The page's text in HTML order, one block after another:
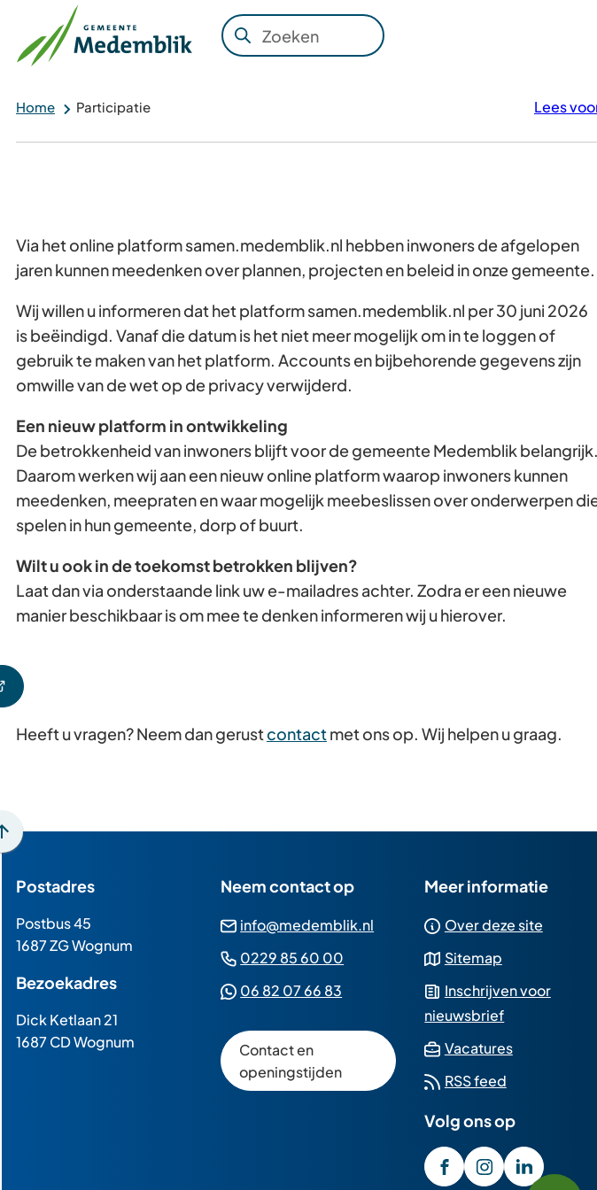
Zoeken
Wanneer
kun
door
pijl
en
omlaag
te
gebruiken.
Gebruik
enter-
een
waarde
te
selecteren.
Home Participatie Lees
Via het online platform samen.medemblik.nl hebben inwoners de afgelopen
jaren kunnen meedenken over plannen, projecten en beleid in onze gemeente.
Wij willen u informeren dat het platform samen.medemblik.nl per 30 juni 2026
is beëindigd. Vanaf die datum is het niet meer mogelijk om in te loggen of
gebruik te maken van het platform. Accounts en bijbehorende gegevens zijn
omwille van de wet op de privacy verwijderd.
Een nieuw platform in ontwikkeling
De betrokkenheid van inwoners blijft voor de gemeente Medemblik
Daarom werken wij aan een nieuw online platform waarop inwoners kunnen
meedenken, meepraten en waar mogelijk meebeslissen over onderwerpen
spelen in hun gemeente, dorp of buurt.
Wilt u ook in de toekomst betrokken blijven?
Laat dan via onderstaande link uw e-mailadres achter. Zodra er een nieuwe
manier beschikbaar is om mee te denken informeren wij u hierover.
Heeft u vragen? Neem dan gerustcontactmet ons op. Wij helpen u graag.
Scroll
boven
het
begin
van
paginainhoud
Postadres
Postbus 45
1687 ZG Wognum
Bezoekadres
Dick Ketlaan 21
1687 CD Wognum
Neem contact op
info@medemblik.nl (Verwijst
mailadres)
0229 85 60 00
telefoonnummer)
06 82 07 66 83
een
Whatsapp
telefoonnummer)
Contact en
openingstijden
Meer informatie
Over deze site
Sitemap
Inschrijven voor
nieuwsbrief
Vacatures(Verwijst
externe
website)
RSS feed
Volg ons op
/
(Verwijst(Verwijst(Verwijst